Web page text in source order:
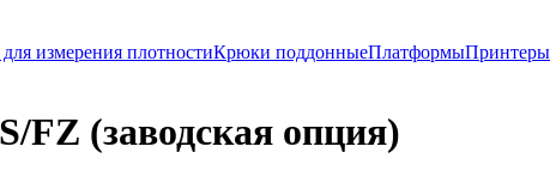
измерения плотностиКрюки поддонныеПлатформыПринтеры
FZ (заводская опция)